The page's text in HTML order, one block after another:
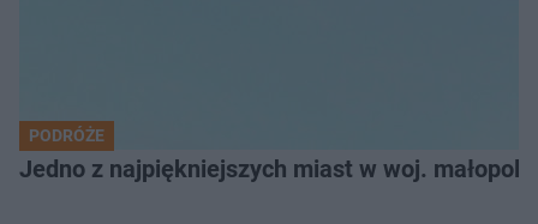
PODRÓŻE
Jedno z najpiękniejszych miast w woj.